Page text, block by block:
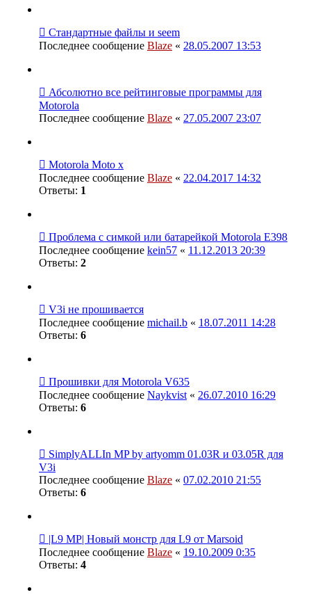
Стандартные файлы и seem
Последнее сообщение Blaze « 28.05.2007 13:53
Абсолютно все рейтинговые программы для
Motorola
Последнее сообщение Blaze « 27.05.2007 23:07
Motorola Moto x
Последнее сообщение Blaze « 22.04.2017 14:32
Ответы: 1
Проблема с симкой или батарейкой Motorola E398
Последнее сообщение kein57 « 11.12.2013 20:39
Ответы: 2
V3i не прошивается
Последнее сообщение michail.b « 18.07.2011 14:28
Ответы: 6
Прошивки для Motorola V635
Последнее сообщение Naykvist « 26.07.2010 16:29
Ответы: 6
SimplyALLIn MP by artyomm 01.03R и 03.05R для
V3i
Последнее сообщение Blaze « 07.02.2010 21:55
Ответы: 6
|L9 MP| Новый монстр для L9 от Marsoid
Последнее сообщение Blaze « 19.10.2009 0:35
Ответы: 4